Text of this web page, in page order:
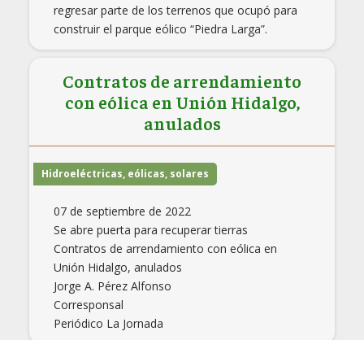
regresar parte de los terrenos que ocupó para
construir el parque eólico “Piedra Larga”.
Contratos de arrendamiento
con eólica en Unión Hidalgo,
anulados
Hidroeléctricas, eólicas, solares
07 de septiembre de 2022
Se abre puerta para recuperar tierras
Contratos de arrendamiento con eólica en
Unión Hidalgo, anulados
Jorge A. Pérez Alfonso
Corresponsal
Periódico La Jornada